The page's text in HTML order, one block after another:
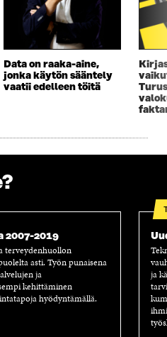
Data on raaka-aine,
jonka käytön sääntely
vaatii edelleen töitä
2007-2019
terveydenhuollon
asti. Työn punaisena
ja
kehittäminen
hyödyntämällä.
ja